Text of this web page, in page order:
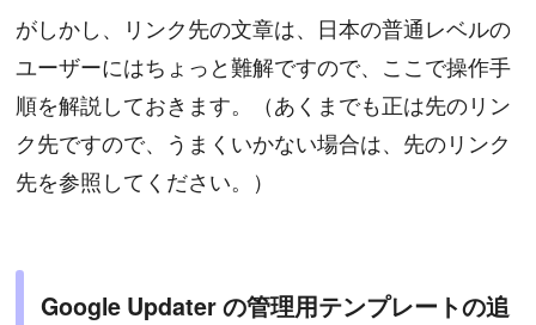
がしかし、リンク先の文章は、日本の普通レベルの
ユーザーにはちょっと難解ですので、ここで操作手
順を解説しておきます。（あくまでも正は先のリン
ク先ですので、うまくいかない場合は、先のリンク
先を参照してください。）
Google Updater の管理用テンプレートの追